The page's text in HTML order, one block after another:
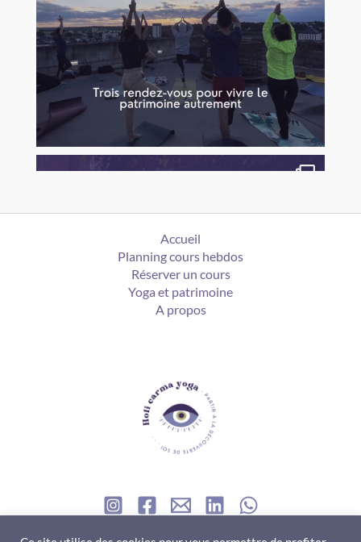
Accueil
Planning cours hebdos
Réserver un cours
Yoga et patrimoine
A propos